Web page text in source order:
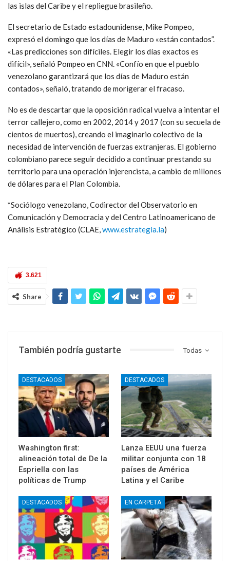
las islas del Caribe y el repliegue brasileño.
El secretario de Estado estadounidense, Mike Pompeo,
expresó el domingo que los días de Maduro «están contados”.
«Las predicciones son difíciles. Elegir los días exactos es
difícil», señaló Pompeo en CNN. «Confío en que el pueblo
venezolano garantizará que los días de Maduro están
contados», señaló, tratando de morigerar el fracaso.
No es de descartar que la oposición radical vuelva a intentar el
terror callejero, como en 2002, 2014 y 2017 (con su secuela de
cientos de muertos), creando el imaginario colectivo de la
necesidad de intervención de fuerzas extranjeras. El gobierno
colombiano parece seguir decidido a continuar prestando su
territorio para una operación injerencista, a cambio de millones
de dólares para el Plan Colombia.
*Sociólogo venezolano, Codirector del Observatorio en
Comunicación y Democracia y del Centro Latinoamericano de
Análisis Estratégico (CLAE,www.estrategia.la)
3.621
Share
Todas
También podría gustarte
DESTACADOS
Washington first:
alineación total de De la
Espriella con las
políticas de Trump
DESTACADOS
Lanza EEUU una fuerza
militar conjunta con 18
países de América
Latina y el Caribe
DESTACADOS EN CARPETA